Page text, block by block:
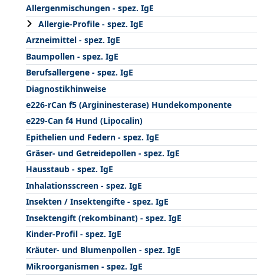
Allergenmischungen - spez. IgE
Allergie-Profile - spez. IgE
Arzneimittel - spez. IgE
Baumpollen - spez. IgE
Berufsallergene - spez. IgE
Diagnostikhinweise
e226-rCan f5 (Argininesterase) Hundekomponente
e229-Can f4 Hund (Lipocalin)
Epithelien und Federn - spez. IgE
Gräser- und Getreidepollen - spez. IgE
Hausstaub - spez. IgE
Inhalationsscreen - spez. IgE
Insekten / Insektengifte - spez. IgE
Insektengift (rekombinant) - spez. IgE
Kinder-Profil - spez. IgE
Kräuter- und Blumenpollen - spez. IgE
Mikroorganismen - spez. IgE